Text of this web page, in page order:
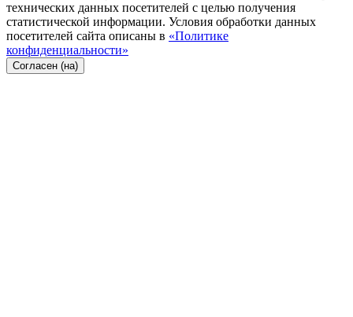
технических данных посетителей с целью получения
статистической информации. Условия обработки данных
посетителей сайта описаны в «Политике
конфиденциальности»
Согласен (на)